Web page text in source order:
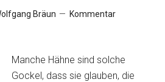
Bräun
Kommentar
Manche Hähne sind solche
Gockel, dass sie glauben, die